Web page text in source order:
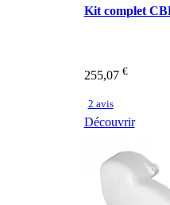
Kit complet
255,07 €
2 avis
Découvrir